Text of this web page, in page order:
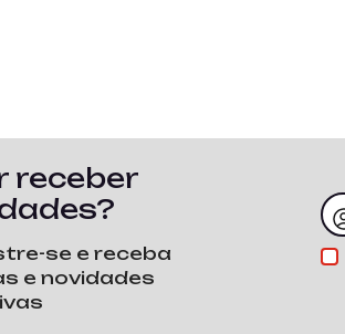
receber
se e receba
e novidades